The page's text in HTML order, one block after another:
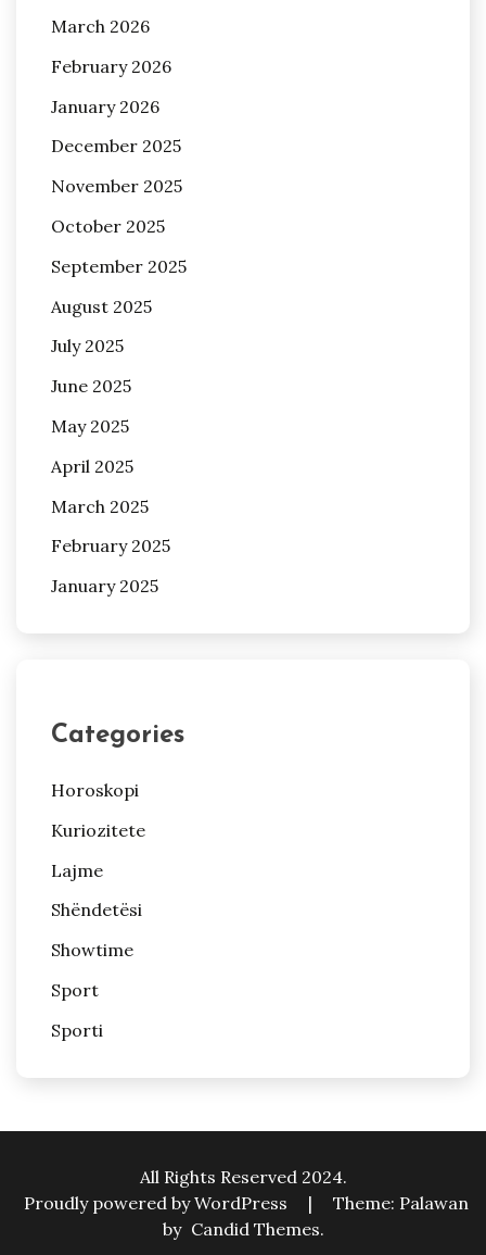
March 2026
February 2026
January 2026
December 2025
November 2025
October 2025
September 2025
August 2025
July 2025
June 2025
May 2025
April 2025
March 2025
February 2025
January 2025
Categories
Horoskopi
Kuriozitete
Lajme
Shëndetësi
Showtime
Sport
Sporti
All Rights Reserved 2024.
Proudly powered by WordPress
|
Theme: Palawan
by Candid Themes.